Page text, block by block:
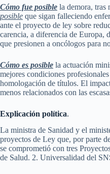
Cómo fue posible la demora, tras
posible que sigan falleciendo
ante el proyecto de ley sobre
carencia, a diferencia de Europa,
que presionen a oncólogos para
Cómo es posible la actuación
mejores condiciones
homologación de títulos. El
menos relacionados con las
Explicación política.
La ministra de Sanidad y el
proyectos de Ley que, por parte
se comprometió con tres
de Salud. 2. Universalidad del